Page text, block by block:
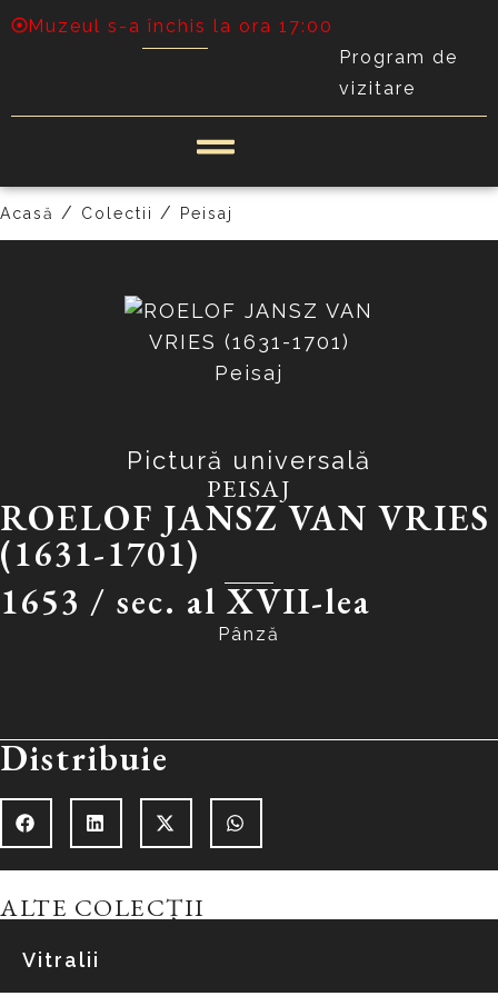
Muzeul s-a închis la ora 17:00
Program de
vizitare
Acasă / Colectii / Peisaj
Pictură universală
PEISAJ
ROELOF JANSZ VAN VRIES
(1631-1701)
1653 / sec. al XVII-lea
Pânză
Distribuie
ALTE COLECȚII
Vitralii
Explorează colecția
PRECEDENT URMĂTOR